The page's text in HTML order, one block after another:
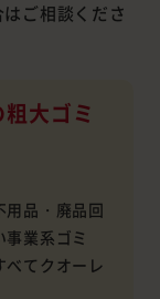
ご相談くださ
大ゴミ
用品・廃品回
業系ゴミ
べてクオーレ